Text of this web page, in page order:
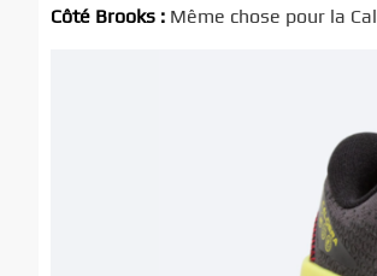
Côté Brooks : Même chose pour la